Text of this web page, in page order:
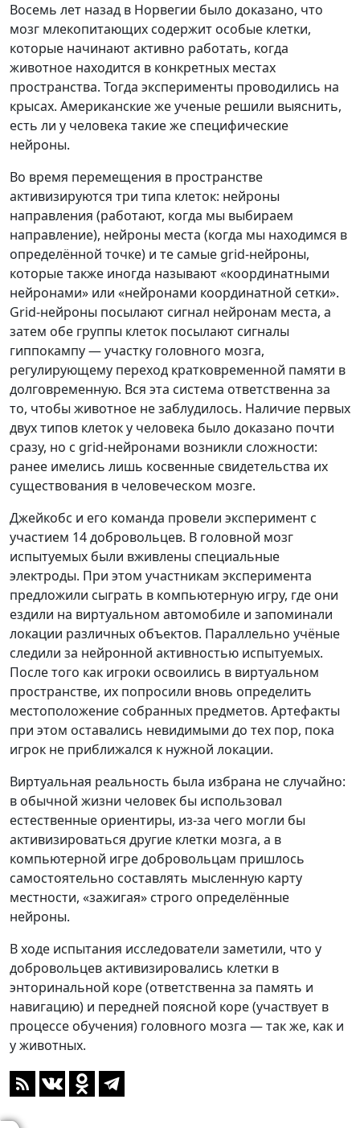
Восемь лет назад в Норвегии было доказано, что
мозг млекопитающих содержит особые клетки,
которые начинают активно работать, когда
животное находится в конкретных местах
пространства. Тогда эксперименты проводились на
крысах. Американские же ученые решили выяснить,
есть ли у человека такие же специфические
нейроны.
Во время перемещения в пространстве
активизируются три типа клеток: нейроны
направления (работают, когда мы выбираем
направление), нейроны места (когда мы находимся в
определённой точке) и те самые grid-нейроны,
которые также иногда называют «координатными
нейронами» или «нейронами координатной сетки».
Grid-нейроны посылают сигнал нейронам места, а
затем обе группы клеток посылают сигналы
гиппокампу — участку головного мозга,
регулирующему переход кратковременной памяти в
долговременную. Вся эта система ответственна за
то, чтобы животное не заблудилось. Наличие первых
двух типов клеток у человека было доказано почти
сразу, но с grid-нейронами возникли сложности:
ранее имелись лишь косвенные свидетельства их
существования в человеческом мозге.
Джейкобс и его команда провели эксперимент с
участием 14 добровольцев. В головной мозг
испытуемых были вживлены специальные
электроды. При этом участникам эксперимента
предложили сыграть в компьютерную игру, где они
ездили на виртуальном автомобиле и запоминали
локации различных объектов. Параллельно учёные
следили за нейронной активностью испытуемых.
После того как игроки освоились в виртуальном
пространстве, их попросили вновь определить
местоположение собранных предметов. Артефакты
при этом оставались невидимыми до тех пор, пока
игрок не приближался к нужной локации.
Виртуальная реальность была избрана не случайно:
в обычной жизни человек бы использовал
естественные ориентиры, из-за чего могли бы
активизироваться другие клетки мозга, а в
компьютерной игре добровольцам пришлось
самостоятельно составлять мысленную карту
местности, «зажигая» строго определённые
нейроны.
В ходе испытания исследователи заметили, что у
добровольцев активизировались клетки в
энторинальной коре (ответственна за память и
навигацию) и передней поясной коре (участвует в
процессе обучения) головного мозга — так же, как и
у животных.